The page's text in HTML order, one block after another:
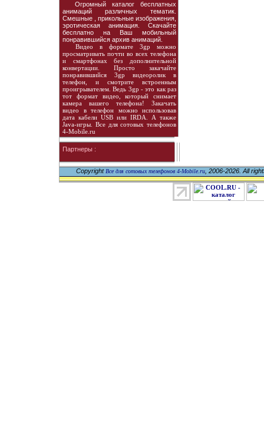
Огромный каталог бесплатных
анимаций различных тематик.
Смешные , прикольные изображения,
эротическая анимация. Скачайте
бесплатно на Ваш мобильный
понравившийся архив анимаций.
Видео в формате 3gp можно
просматривать почти во всех телефона
и смартфонах без дополнительной
конвертации. Просто закачайте
понравившийся 3gp видеоролик в
телефон, и смотрите встроенным
проигрывателем. Ведь 3gp - это как раз
тот формат видео, который снимает
камера вашего телефона! Закачать
видео в телефон можно использовав
дата кабели USB или IRDA. А также
Java-игры. Все для сотовых телефонов
4-Mobile.ru
Партнеры :
Copyright Все для сотовых телефонов 4-Mobile.ru, 2006-2026. All